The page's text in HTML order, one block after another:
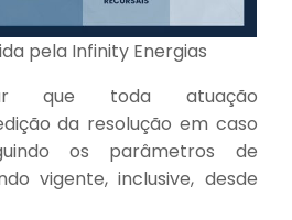
pela Infinity Energias
que toda atuação
da resolução em caso
os parâmetros de
vigente, inclusive, desde